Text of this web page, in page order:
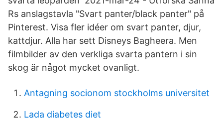
Rs anslagstavla "Svart panter/black panter" på
Pinterest. Visa fler idéer om svart panter, djur,
kattdjur. Alla har sett Disneys Bagheera. Men
filmbilder av den verkliga svarta pantern i sin
skog är något mycket ovanligt.
Antagning socionom stockholms universitet
Lada diabetes diet